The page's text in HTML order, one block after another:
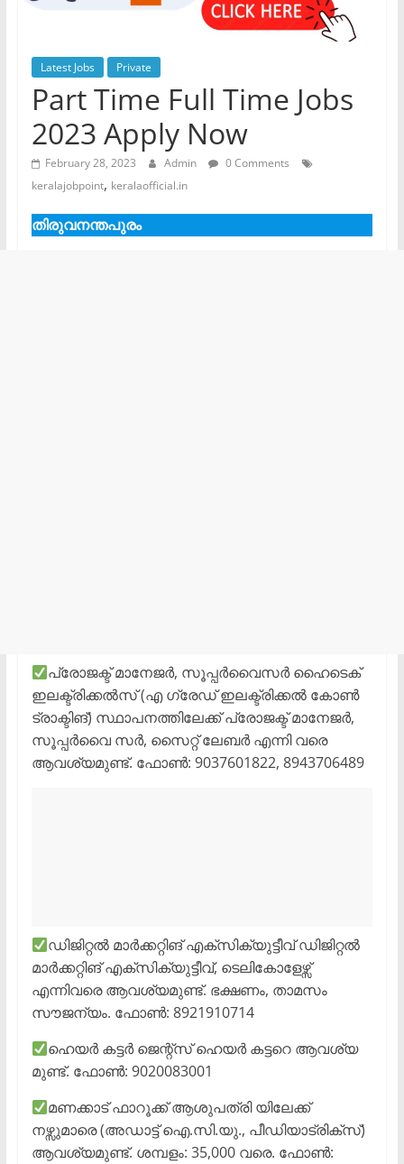
Latest Jobs Private
Part Time Full Time Jobs
2023 Apply Now
February 28, 2023 Admin
0 Comments
keralajobpoint, keralaofficial.in
തിരുവനന്തപുരം
പ്രോജക്ട് മാനേജർ, സൂപ്പർവൈസർ ഹൈടെക്
ഇലക്ട്രിക്കൽസ് (എ ഗ്രേഡ് ഇലക്ട്രിക്കൽ കോൺ
ട്രാക്ടിങ്) സ്ഥാപനത്തിലേക്ക് പ്രോജക്ട് മാനേജർ,
സൂപ്പർവൈ സർ, സൈറ്റ് ലേബർ എന്നി വരെ
ആവശ്യമുണ്ട്. ഫോൺ: 9037601822, 8943706489
ഡിജിറ്റൽ മാർക്കറ്റിങ് എക്സിക്യുട്ടീവ് ഡിജിറ്റൽ
മാർക്കറ്റിങ് എക്സിക്യുട്ടീവ്, ടെലികോളേഴ്സ്
എന്നിവരെ ആവശ്യമുണ്ട്. ഭക്ഷണം, താമസം
സൗജന്യം. ഫോൺ: 8921910714
ഹെയർ കട്ടർ ജെന്റ്സ് ഹെയർ കട്ടറെ ആവശ്യ
മുണ്ട്. ഫോൺ: 9020083001
മണക്കാട് ഫാറൂക്ക് ആശുപത്രി യിലേക്ക്
നഴ്സുമാരെ (അഡാട്ട് ഐ.സി.യു., പീഡിയാട്രിക്സ്)
ആവശ്യമുണ്ട്. ശമ്പളം: 35,000 വരെ. ഫോൺ: